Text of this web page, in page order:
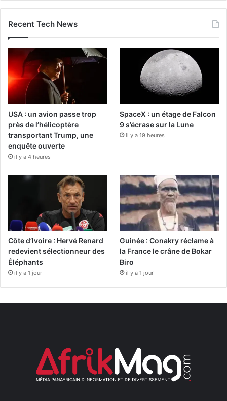
Recent Tech News
USA : un avion passe trop
près de l’hélicoptère
transportant Trump, une
enquête ouverte
il y a 4 heures
SpaceX : un étage de Falcon
9 s’écrase sur la Lune
il y a 19 heures
Côte d’Ivoire : Hervé Renard
redevient sélectionneur des
Éléphants
il y a 1 jour
Guinée : Conakry réclame à
la France le crâne de Bokar
Biro
il y a 1 jour